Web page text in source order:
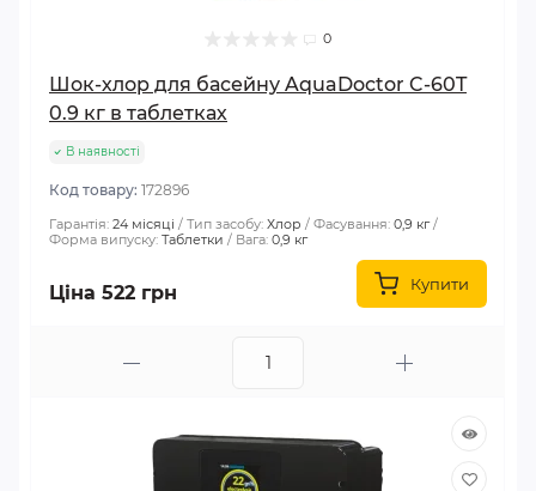
0
Шок-хлор для басейну AquaDoctor C-60T
0.9 кг в таблетках
В наявності
Код товару: 172896
Гарантія: 24 місяці Тип засобу: Хлор Фасування: 0,9 кг
Форма випуску: Таблетки Вага: 0,9 кг
Ціна 522 грн Купити